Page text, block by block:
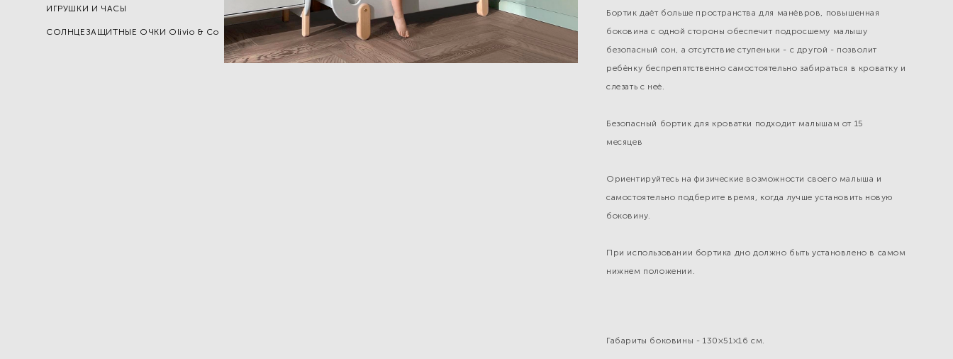
ИГРУШКИ И ЧАСЫ
СОЛНЦЕЗАЩИТНЫЕ ОЧКИ Olivio & Co
Бортик даёт больше пространства для манёвров, повышенная
боковина с одной стороны обеспечит подросшему малышу
безопасный сон, а отсутствие ступеньки - с другой - позволит
ребёнку беспрепятственно самостоятельно забираться в кроватку и
слезать с неё.⠀
Безопасный бортик для кроватки подходит малышам от 15
месяцев⁣⁣⠀
Ориентируйтесь на физические возможности своего малыша и
самостоятельно подберите время, когда лучше установить новую
боковину.
При использовании бортика дно должно быть установлено в самом
нижнем положении.
Габариты боковины - 130×51×16 см.